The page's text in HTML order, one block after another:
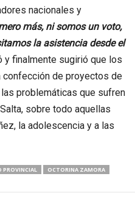
nacionales y
más, ni somos un voto,
la asistencia desde el
y finalmente sugirió que los
confección de proyectos de
problemáticas que sufren
sobre todo aquellas
la adolescencia y a las
PROVINCIAL
OCTORINA ZAMORA